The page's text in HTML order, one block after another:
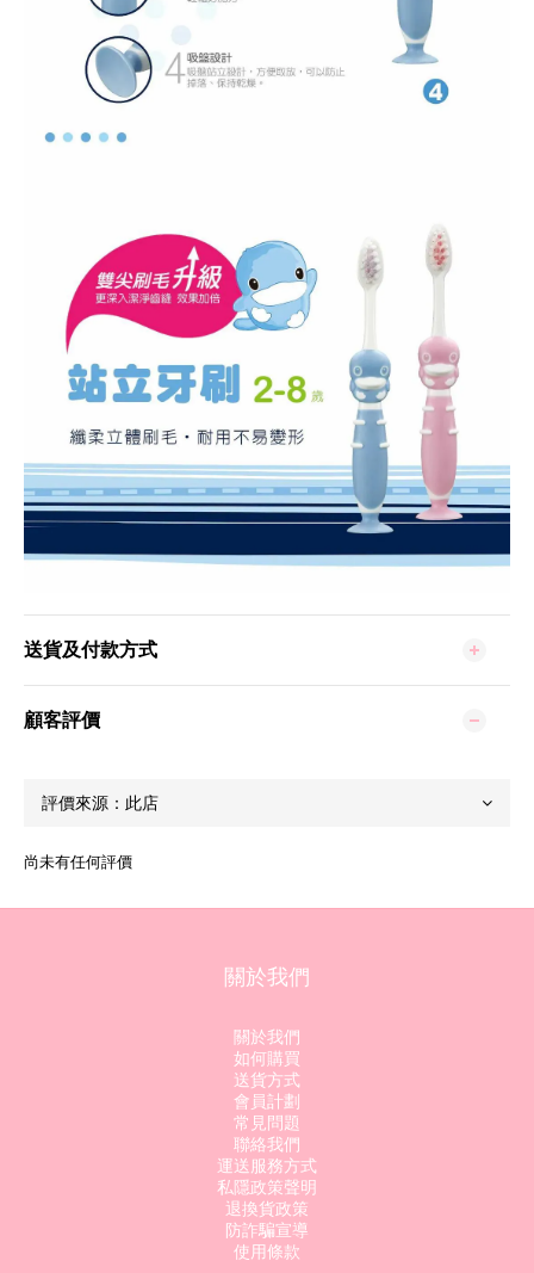
送貨及付款方式
顧客評價
尚未有任何評價
關於我們
關於我們
如何購買
送貨方式
會員計劃
常見問題
聯絡我們
運送服務方式
私隱政策聲明
退換貨政策
防詐騙宣導
使用條款